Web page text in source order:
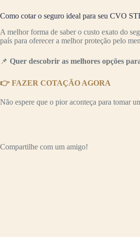
Como cotar o seguro ideal para seu CVO
A melhor forma de saber o custo exato do
país para oferecer a melhor proteção pelo
📌 Quer descobrir as melhores opções
👉 FAZER COTAÇÃO AGORA
Não espere que o pior aconteça para tomar
Compartilhe com um amigo!